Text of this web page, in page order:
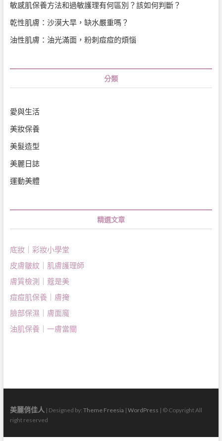
敏感肌保養方法和過敏護理有何區別？該如何判斷？
乾性肌膚：沙漠大旱，缺水嚴重嗎？
油性肌膚：油光滿面，粉刺痘痘的煩惱
分類
愛與生活
美妝保養
美髮造型
美麗日誌
運動美體
精選文章
底妝｜彩妝小學堂
皮膚皺紋｜肌膚護理師
膚質檢測｜蔻是美
痘痘肌保養｜膚掩
臉部保濕｜膚面魔
油肌保養｜一膚當關
美麗俏佳人| Designed by: Theme Freesia | WordPress | © Copyright All
right reserved